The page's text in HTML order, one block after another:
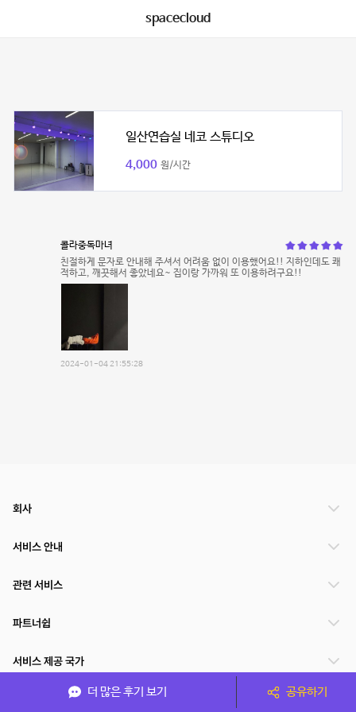
spacecloud
일산연습실 네코 스튜디오
4,000 원/시간
콜라중독마녀
친절하게 문자로 안내해 주셔서 어려움 없이 이용했어요!! 지하인데도 쾌
적하고, 깨끗해서 좋았네요~ 집이랑 가까워 또 이용하려구요!!
2024-01-04 21:55:28
더 많은 후기 보기 공유하기
회사
서비스 안내
관련 서비스
파트너쉽
서비스 제공 국가